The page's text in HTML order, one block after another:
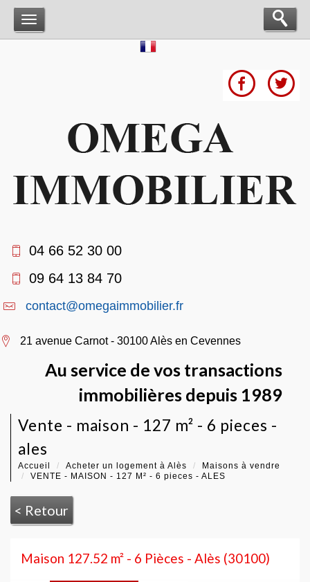
04 66 52 30 00
09 64 13 84 70
contact@omegaimmobilier.fr
21 avenue Carnot - 30100 Alès en Cevennes
Au service de vos transactions
immobilières depuis 1989
vente - maison - 127 m² - 6 pieces -
ales
Accueil Acheter un logement à Alès
Maisons à vendre
VENTE - MAISON - 127 M² - 6 pieces - ALES
< Retour
Maison 127.52 m² - 6 Pièces - Alès (30100)